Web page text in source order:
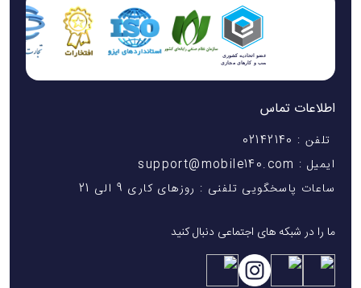
اطلاعات تماس
تلفن : 02142140
ایمیل : support@mobile140.com
ساعات پاسخگویی تلفنی : روزهای کاری 9 الی 21
ما را در شبکه های اجتماعی دنبال کنید